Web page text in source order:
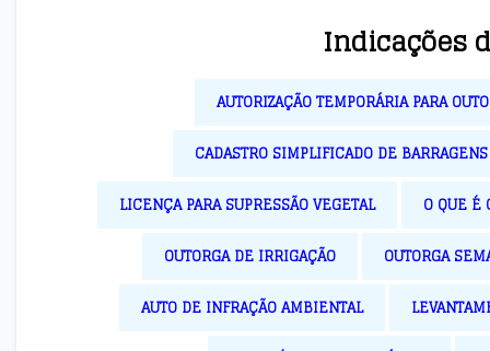
Indicações
AUTORIZAÇÃO TEMPORÁRIA PARA
CADASTRO SIMPLIFICADO DE BARRAGENS
LICENÇA PARA SUPRESSÃO VEGETAL O QUE É
OUTORGA DE IRRIGAÇÃO OUTORGA
AUTO DE INFRAÇÃO AMBIENTAL